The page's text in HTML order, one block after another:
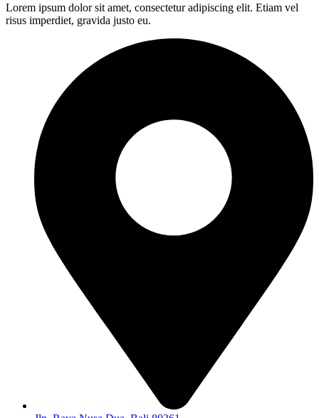
Lorem ipsum dolor sit amet, consectetur adipiscing elit. Etiam vel
risus imperdiet, gravida justo eu.